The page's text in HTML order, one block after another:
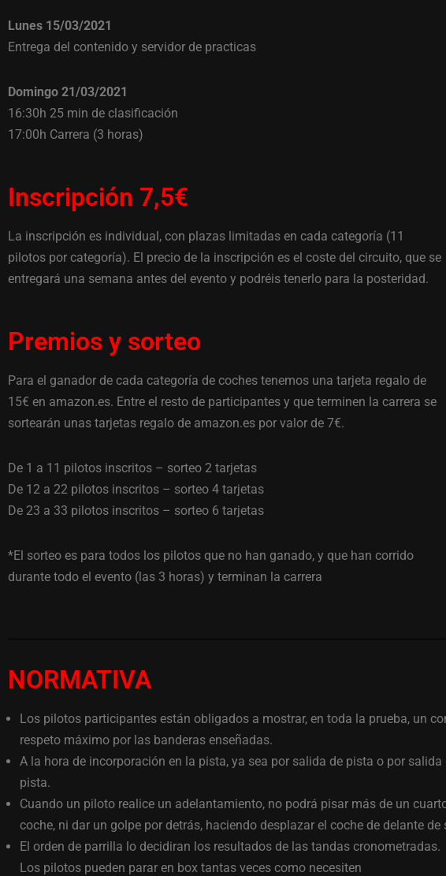
Lunes 15/03/2021
Entrega del contenido y servidor de practicas
Domingo 21/03/2021
16:30h 25 min de clasificación
17:00h Carrera (3 horas)
Inscripción 7,5€
La inscripción es individual, con plazas limitadas en cada categoría (11
pilotos por categoría). El precio de la inscripción es el coste del circuito, que se
entregará una semana antes del evento y podréis tenerlo para la posteridad.
Premios y sorteo
Para el ganador de cada categoría de coches tenemos una tarjeta regalo de
15€ en amazon.es. Entre el resto de participantes y que terminen la carrera se
sortearán unas tarjetas regalo de amazon.es por valor de 7€.
De 1 a 11 pilotos inscritos – sorteo 2 tarjetas
De 12 a 22 pilotos inscritos – sorteo 4 tarjetas
De 23 a 33 pilotos inscritos – sorteo 6 tarjetas
*El sorteo es para todos los pilotos que no han ganado, y que han corrido
durante todo el evento (las 3 horas) y terminan la carrera
NORMATIVA
Los pilotos participantes están obligados a mostrar, en toda la prueba, un
respeto máximo por las banderas enseñadas.
A la hora de incorporación en la pista, ya sea por salida de pista o por
pista.
Cuando un piloto realice un adelantamiento, no podrá pisar más de un
coche, ni dar un golpe por detrás, haciendo desplazar el coche de delante de
El orden de parrilla lo decidiran los resultados de las tandas cronometradas.
Los pilotos pueden parar en box tantas veces como necesiten